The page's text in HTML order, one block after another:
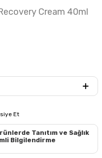
Cream 40ml
Et
Tanıtım ve Sağlık
Bilgilendirme